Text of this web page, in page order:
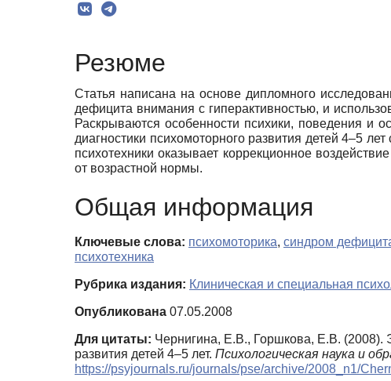
Резюме
Статья написана на основе дипломного
дефицита внимания с гиперактивностью, и
Раскрываются особенности психики, поведения и
диагностики психомоторного развития детей 4–5
психотехники оказывает коррекционное
от возрастной нормы.
Общая информация
Ключевые слова: психомоторика, синдром
психотехника
Рубрика издания: Клиническая и специальная
Опубликована 07.05.2008
Для цитаты: Чернигина, Е.В., Горшкова, Е.В. (2008).
развития детей 4–5 лет. Психологическая наука и
https://psyjournals.ru/journals/pse/archive/2008_n1/